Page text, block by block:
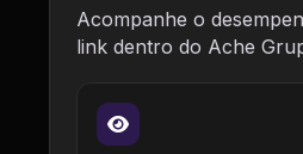
Acompanhe o
link dentro do Ache